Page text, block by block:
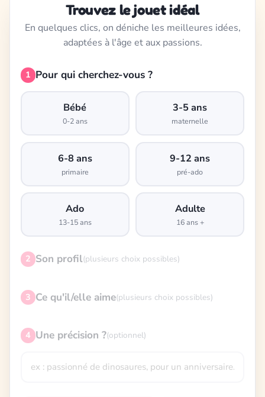
Trouvez le jouet idéal
En quelques clics, on déniche les meilleures idées,
adaptées à l'âge et aux passions.
1 Pour qui cherchez-vous ?
Bébé
0-2 ans
3-5 ans
maternelle
6-8 ans
primaire
9-12 ans
pré-ado
Ado
13-15 ans
Adulte
16 ans +
2 Son profil(plusieurs choix possibles)
3 Ce qu'il/elle aime(plusieurs choix possibles)
4 Une précision ?(optionnel)